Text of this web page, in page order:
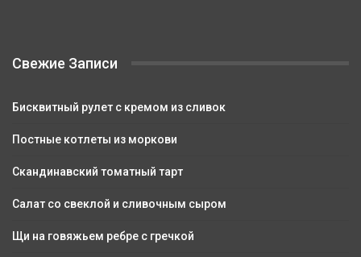
Свежие Записи
Бисквитный рулет с кремом из сливок
Постные котлеты из моркови
Скандинавский томатный тарт
Салат со свеклой и сливочным сыром
Щи на говяжьем ребре с гречкой